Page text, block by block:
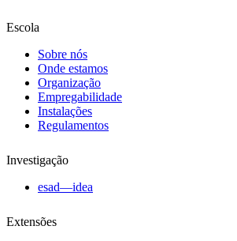
Escola
Sobre nós
Onde estamos
Organização
Empregabilidade
Instalações
Regulamentos
Investigação
esad—idea
Extensões